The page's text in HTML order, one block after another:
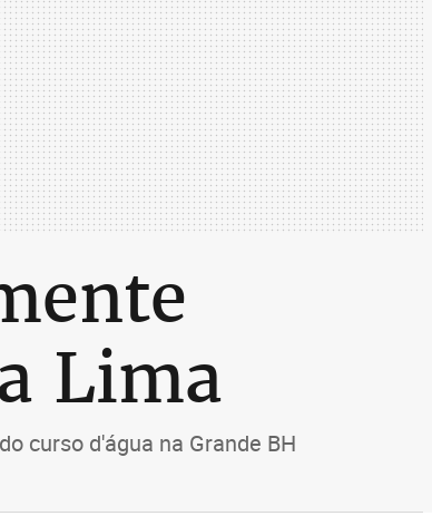
Lima
curso d'água na Grande BH